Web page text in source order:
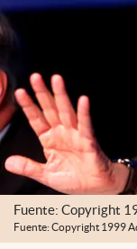
Infotechnology
Clima
Mundial 2026
Eventos Corporativos
El Cronista Studio
Mediakit
Fuente: Copyright
Fuente: Copyright 1999